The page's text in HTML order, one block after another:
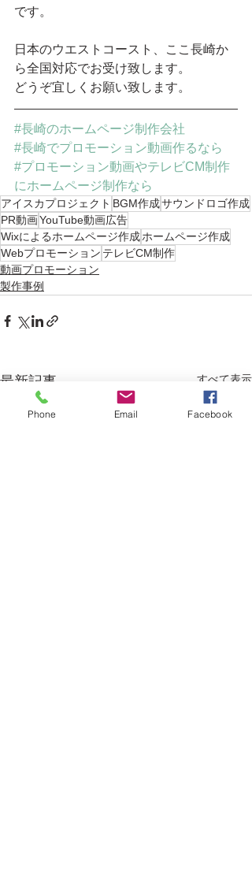
です。
日本のウエストコースト、ここ長崎か
ら全国対応でお受け致します。
どうぞ宜しくお願い致します。
#長崎のホームページ制作会社
#長崎でプロモーション動画作るなら
#プロモーション動画やテレビCM制作
にホームページ制作なら
アイスカプロジェクト BGM作成サウンドロゴ作成
PR動画YouTube動画広告
Wixによるホームページ作成ホームページ作成
Webプロモーション テレビCM制作
動画プロモーション
製作事例
最新記事 すべて表示
Phone Email Facebook